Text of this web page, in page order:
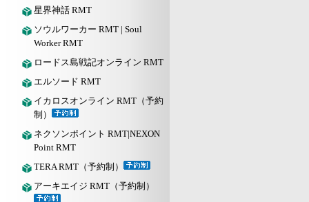
星界神話 RMT
ソウルワーカー RMT | Soul
Worker RMT
ロードス島戦記オンライン RMT
エルソード RMT
イカロスオンライン RMT（予約
制）
ネクソンポイント RMT|NEXON
Point RMT
TERA RMT（予約制）
アーキエイジ RMT（予約制）